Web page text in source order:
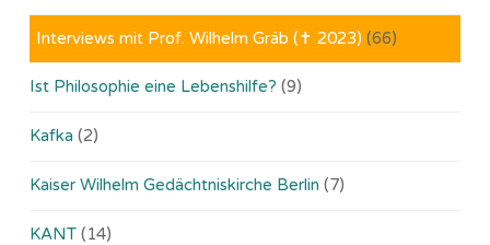
Interviews mit Prof. Wilhelm Gräb (✝ 2023) (66)
Ist Philosophie eine Lebenshilfe? (9)
Kafka (2)
Kaiser Wilhelm Gedächtniskirche Berlin (7)
KANT (14)